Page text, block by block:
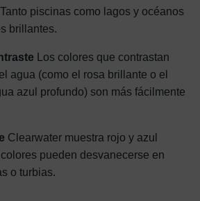
piscinas como lagos y océanos
brillantes.
Los colores que contrastan
agua (como el rosa brillante o el
azul profundo) son más fácilmente
Clearwater muestra rojo y azul
pueden desvanecerse en
o turbias.